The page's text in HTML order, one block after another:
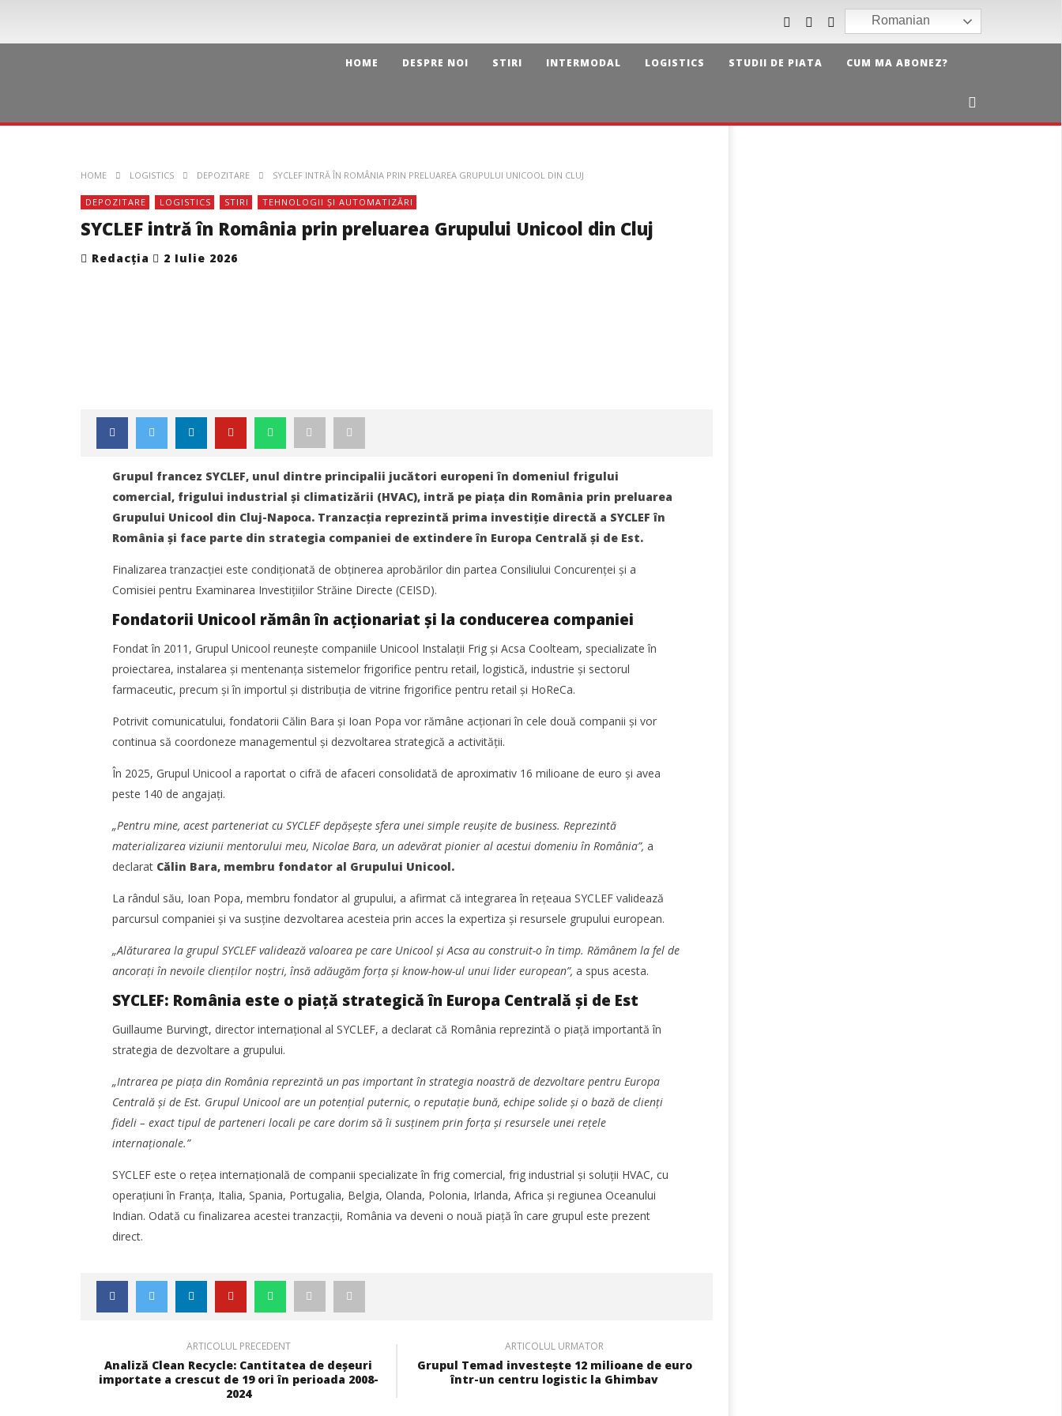
Romanian
HOME DESPRE NOI STIRI INTERMODAL LOGISTICS STUDII DE PIATA CUM MA ABONEZ?
HOME LOGISTICS DEPOZITARE SYCLEF INTRĂ ÎN ROMÂNIA PRIN PRELUAREA GRUPULUI UNICOOL DIN CLUJ
DEPOZITARE LOGISTICS STIRI TEHNOLOGII ȘI AUTOMATIZĂRI
SYCLEF intră în România prin preluarea Grupului Unicool din Cluj
Redacția 2 Iulie 2026
NOW VIEWING
SYCLEF intră în România prin
preluarea Grupului Unicool din Cluj
Redacția
TransLogistica România 2026
reunește industria de transport și
logistică la București între 8-10
Redacția
Noua conexiune ferry Batumi–
Constanța susține dezvoltarea
transportului de marfă în
Redacția
Cererea de spații industriale și
logistice din România a crescut cu
Redacția
achiziție a Cargus
Redacția
piața europeană și investește în
noi proiecte logistice din România
Grupul francez SYCLEF, unul dintre principalii jucători europeni în domeniul frigului
comercial, frigului industrial și climatizării (HVAC), intră pe piața din România prin preluarea
Grupului Unicool din Cluj-Napoca. Tranzacția reprezintă prima investiție directă a SYCLEF în
România și face parte din strategia companiei de extindere în Europa Centrală și de Est.
Finalizarea tranzacției este condiționată de obținerea aprobărilor din partea Consiliului Concurenței și a
Comisiei pentru Examinarea Investițiilor Străine Directe (CEISD).
Fondatorii Unicool rămân în acționariat și la conducerea companiei
Fondat în 2011, Grupul Unicool reunește companiile Unicool Instalații Frig și Acsa Coolteam, specializate în
proiectarea, instalarea și mentenanța sistemelor frigorifice pentru retail, logistică, industrie și sectorul
farmaceutic, precum și în importul și distribuția de vitrine frigorifice pentru retail și HoReCa.
Potrivit comunicatului, fondatorii Călin Bara și Ioan Popa vor rămâne acționari în cele două companii și vor
continua să coordoneze managementul și dezvoltarea strategică a activității.
În 2025, Grupul Unicool a raportat o cifră de afaceri consolidată de aproximativ 16 milioane de euro și avea
peste 140 de angajați.
„Pentru mine, acest parteneriat cu SYCLEF depășește sfera unei simple reușite de business. Reprezintă
materializarea viziunii mentorului meu, Nicolae Bara, un adevărat pionier al acestui domeniu în România”, a
declarat Călin Bara, membru fondator al Grupului Unicool.
La rândul său, Ioan Popa, membru fondator al grupului, a afirmat că integrarea în rețeaua SYCLEF validează
parcursul companiei și va susține dezvoltarea acesteia prin acces la expertiza și resursele grupului european.
„Alăturarea la grupul SYCLEF validează valoarea pe care Unicool și Acsa au construit-o în timp. Rămânem la fel de
ancorați în nevoile clienților noștri, însă adăugăm forța și know-how-ul unui lider european”, a spus acesta.
SYCLEF: România este o piață strategică în Europa Centrală și de Est
Guillaume Burvingt, director internațional al SYCLEF, a declarat că România reprezintă o piață importantă în
strategia de dezvoltare a grupului.
„Intrarea pe piața din România reprezintă un pas important în strategia noastră de dezvoltare pentru Europa
Centrală și de Est. Grupul Unicool are un potențial puternic, o reputație bună, echipe solide și o bază de clienți
fideli – exact tipul de parteneri locali pe care dorim să îi susținem prin forța și resursele unei rețele
internaționale.”
SYCLEF este o rețea internațională de companii specializate în frig comercial, frig industrial și soluții HVAC, cu
operațiuni în Franța, Italia, Spania, Portugalia, Belgia, Olanda, Polonia, Irlanda, Africa și regiunea Oceanului
Indian. Odată cu finalizarea acestei tranzacții, România va deveni o nouă piață în care grupul este prezent
direct.
ARTICOLUL PRECEDENT
Analiză Clean Recycle: Cantitatea de deșeuri
importate a crescut de 19 ori în perioada 2008-
2024
ARTICOLUL URMATOR
Grupul Temad investește 12 milioane de euro
într-un centru logistic la Ghimbav